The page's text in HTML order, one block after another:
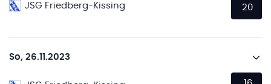
JSG Friedberg-Kissing
20
So, 26.11.2023